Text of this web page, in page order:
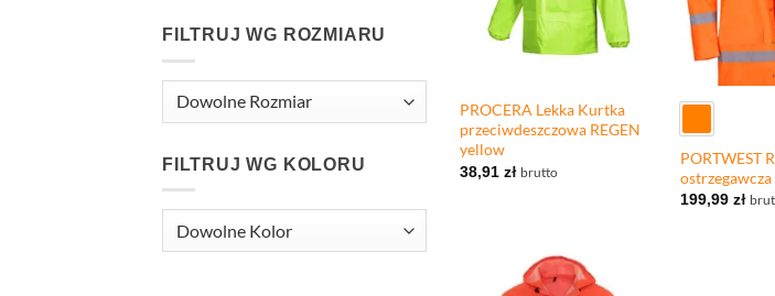
FILTRUJ WG ROZMIARU
FILTRUJ WG KOLORU
PROCERA Lekka Kurtka
przeciwdeszczowa REGEN
yellow
38,91 zł brutto
+
PORTWEST
199,99 zł